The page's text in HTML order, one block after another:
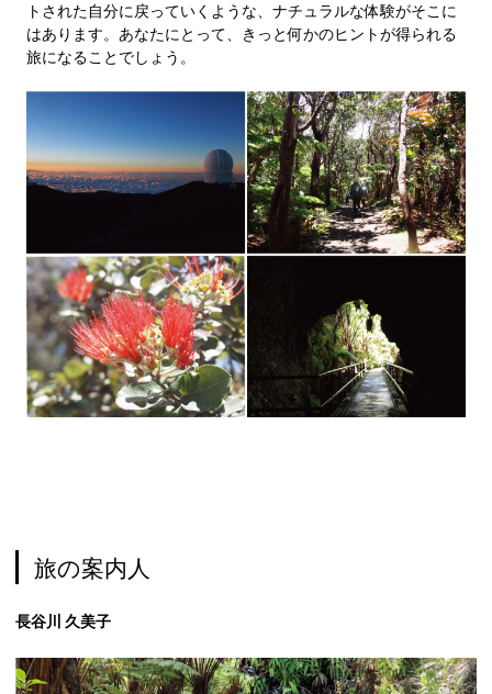
トされた自分に戻っていくような、ナチュラルな体験がそこに
はあります。あなたにとって、きっと何かのヒントが得られる
旅になることでしょう。
旅の案内人
長谷川 久美子